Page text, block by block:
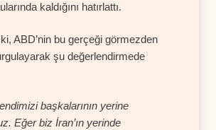
kaldığını hatırlattı.
ABD’nin bu gerçeği görmezden
şu değerlendirmede
başkalarının yerine
Eğer biz İran’ın yerinde